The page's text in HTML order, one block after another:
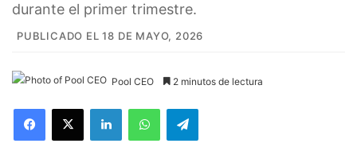
durante el primer trimestre.
PUBLICADO EL 18 DE MAYO, 2026
Pool CEO 2 minutos de lectura